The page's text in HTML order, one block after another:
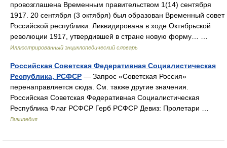
провозглашена Временным правительством 1(14) сентября
1917. 20 сентября (3 октября) был образован Временный совет
Российской республики. Ликвидирована в ходе Октябрьской
революции 1917, утвердившей в стране новую форму… …
Иллюстрированный энциклопедический словарь
Российская Советская Федеративная Социалистическая
Республика, РСФСР — Запрос «Советская Россия»
перенаправляется сюда. Cм. также другие значения.
Российская Советская Федеративная Социалистическая
Республика Флаг РСФСР Герб РСФСР Девиз: Пролетари …
Википедия